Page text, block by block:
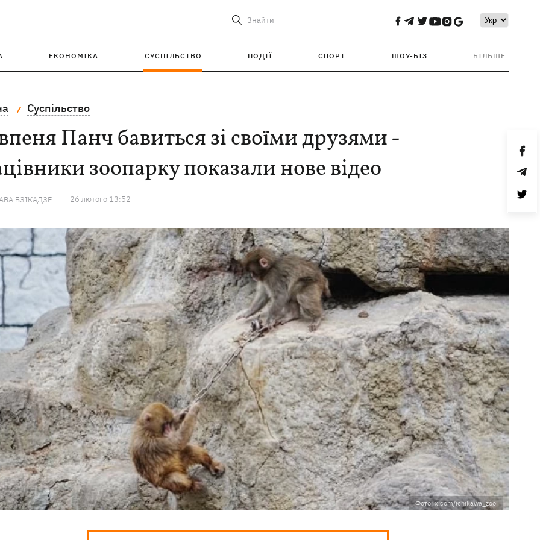
Знайти
ЕКОНОМІКА СУСПІЛЬСТВО ПОДІЇ СПОРТ ШОУ-БІЗ БІЛЬШЕ
Суспільство
Панч бавиться зі своїми друзями -
зоопарку показали нове відео
БЗІКАДЗЕ 26 лютого 13:52
Фото: x.com/ichikawa_zoo